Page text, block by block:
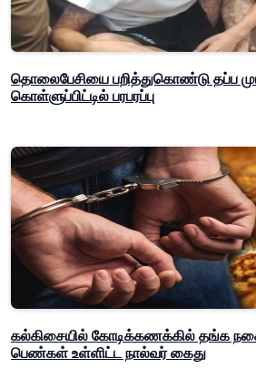
தொலைபேசியை பறித்துகொண்டு தப்ப
கொள்ளுப்பிட்டில் பரபரப்பு
கல்கிசையில் கோடிக்கணக்கில் தங்க
பெண்கள் உள்ளிட்ட நால்வர் கைது